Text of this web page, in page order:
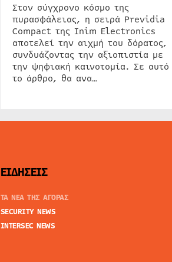
Στον σύγχρονο κόσμο της
πυρασφάλειας, η σειρά Previdia
Compact της Inim Electronics
αποτελεί την αιχμή του δόρατος,
συνδυάζοντας την αξιοπιστία με
την ψηφιακή καινοτομία. Σε αυτό
το άρθρο, θα ανα…
ΕΙΔΗΣΕΙΣ
ΤΑ ΝΕΑ ΤΗΣ ΑΓΟΡΑΣ
SECURITY NEWS
INTERSEC NEWS